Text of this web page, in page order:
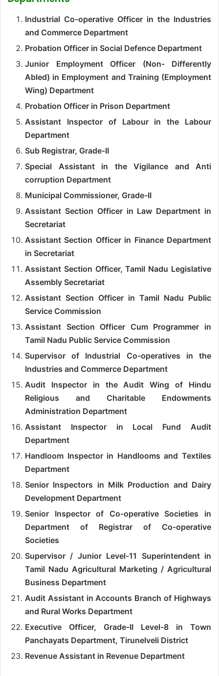
Industrial Co-operative Officer in the Industries
and Commerce Department
Probation Officer in Social Defence Department
Junior Employment Officer (Non- Differently
Abled) in Employment and Training (Employment
Wing) Department
Probation Officer in Prison Department
Assistant Inspector of Labour in the Labour
Department
Sub Registrar, Grade-II
Special Assistant in the Vigilance and Anti
corruption Department
Municipal Commissioner, Grade-II
Assistant Section Officer in Law Department in
Secretariat
Assistant Section Officer in Finance Department
in Secretariat
Assistant Section Officer, Tamil Nadu Legislative
Assembly Secretariat
Assistant Section Officer in Tamil Nadu Public
Service Commission
Assistant Section Officer Cum Programmer in
Tamil Nadu Public Service Commission
Supervisor of Industrial Co-operatives in the
Industries and Commerce Department
Audit Inspector in the Audit Wing of Hindu
Religious and Charitable Endowments
Administration Department
Assistant Inspector in Local Fund Audit
Department
Handloom Inspector in Handlooms and Textiles
Department
Senior Inspectors in Milk Production and Dairy
Development Department
Senior Inspector of Co-operative Societies in
Department of Registrar of Co-operative
Societies
Supervisor / Junior Level-11 Superintendent in
Tamil Nadu Agricultural Marketing / Agricultural
Business Department
Audit Assistant in Accounts Branch of Highways
and Rural Works Department
Executive Officer, Grade-II Level-8 in Town
Panchayats Department, Tirunelveli District
Revenue Assistant in Revenue Department